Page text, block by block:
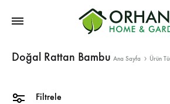
Home
Doğal Rattan Bambu Ana Sayfa Ürün
Filtrele